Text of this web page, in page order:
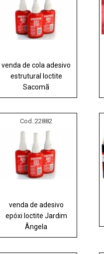
venda de cola adesivo
estrutural loctite
Sacomã
Cod.:22882
venda de adesivo
epóxi loctite Jardim
Ângela